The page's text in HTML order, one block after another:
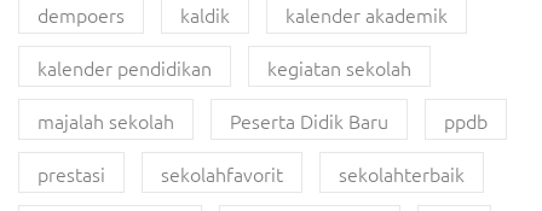
dempoers
kaldik
kalender akademik
kalender pendidikan
kegiatan sekolah
majalah sekolah
Peserta Didik Baru
ppdb
prestasi
sekolahfavorit
sekolahterbaik